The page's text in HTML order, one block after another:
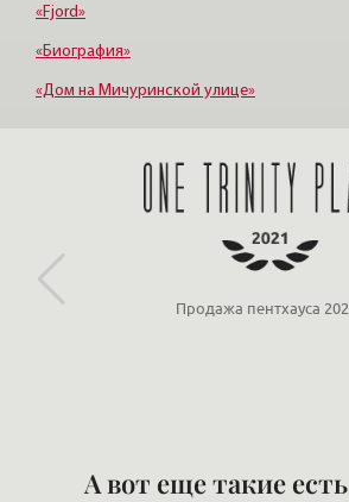
«Fjord»
«Биография»
«Дом на Мичуринской улице»
Продажа пентхауса 2021
А вот еще такие есть